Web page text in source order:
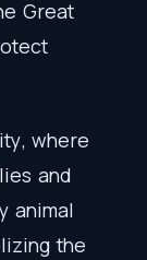
Great
, where
and
animal
the